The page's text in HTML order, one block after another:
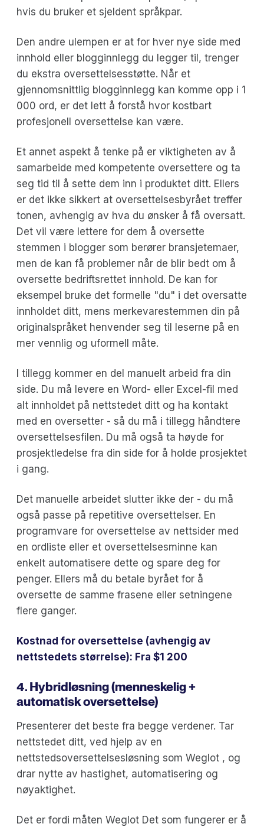
hvis du bruker et sjeldent språkpar.
Den andre ulempen er at for hver nye side med
innhold eller blogginnlegg du legger til, trenger
du ekstra oversettelsesstøtte. Når et
gjennomsnittlig blogginnlegg kan komme opp i 1
000 ord, er det lett å forstå hvor kostbart
profesjonell oversettelse kan være.
Et annet aspekt å tenke på er viktigheten av å
samarbeide med kompetente oversettere og ta
seg tid til å sette dem inn i produktet ditt. Ellers
er det ikke sikkert at oversettelsesbyrået treffer
tonen, avhengig av hva du ønsker å få oversatt.
Det vil være lettere for dem å oversette
stemmen i blogger som berører bransjetemaer,
men de kan få problemer når de blir bedt om å
oversette bedriftsrettet innhold. De kan for
eksempel bruke det formelle "du" i det oversatte
innholdet ditt, mens merkevarestemmen din på
originalspråket henvender seg til leserne på en
mer vennlig og uformell måte.
I tillegg kommer en del manuelt arbeid fra din
side. Du må levere en Word- eller Excel-fil med
alt innholdet på nettstedet ditt og ha kontakt
med en oversetter - så du må i tillegg håndtere
oversettelsesfilen. Du må også ta høyde for
prosjektledelse fra din side for å holde prosjektet
i gang.
Det manuelle arbeidet slutter ikke der - du må
også passe på repetitive oversettelser. En
programvare for oversettelse av nettsider med
en ordliste eller et oversettelsesminne kan
enkelt automatisere dette og spare deg for
penger. Ellers må du betale byrået for å
oversette de samme frasene eller setningene
flere ganger.
Kostnad for oversettelse (avhengig av
nettstedets størrelse): Fra $1 200‍
4. Hybridløsning (menneskelig +
automatisk oversettelse)
Presenterer det beste fra begge verdener. Tar
nettstedet ditt, ved hjelp av en
nettstedsoversettelsesløsning som Weglot , og
drar nytte av hastighet, automatisering og
nøyaktighet.
Det er fordi måten Weglot Det som fungerer er å